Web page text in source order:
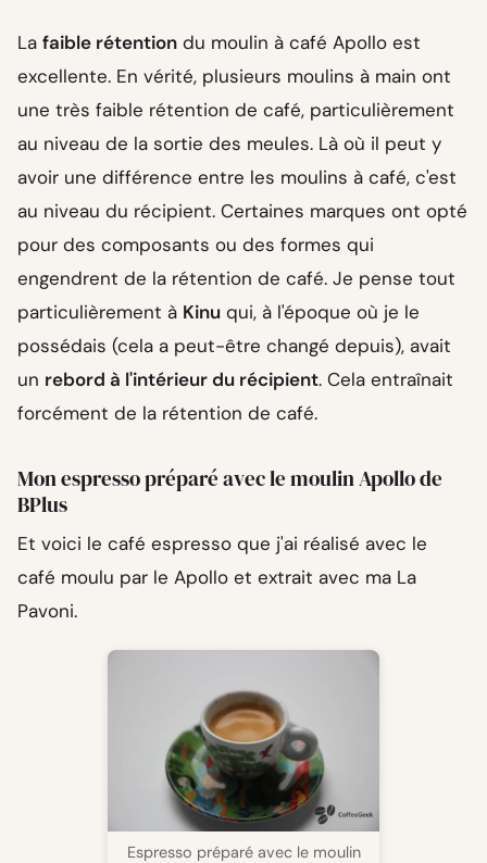
La faible rétention du moulin à café Apollo est
excellente. En vérité, plusieurs moulins à main ont
une très faible rétention de café, particulièrement
au niveau de la sortie des meules. Là où il peut y
avoir une différence entre les moulins à café, c'est
au niveau du récipient. Certaines marques ont opté
pour des composants ou des formes qui
engendrent de la rétention de café. Je pense tout
particulièrement à Kinu qui, à l'époque où je le
possédais (cela a peut-être changé depuis), avait
un rebord à l'intérieur du récipient. Cela entraînait
forcément de la rétention de café.
Mon espresso préparé avec le moulin Apollo de
BPlus
Et voici le café espresso que j'ai réalisé avec le
café moulu par le Apollo et extrait avec ma La
Pavoni.
Espresso préparé avec le moulin